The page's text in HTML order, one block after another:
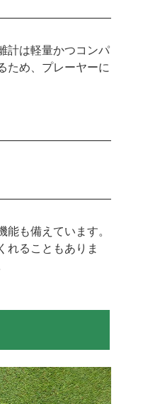
計は軽量かつコンパ
ため、プレーヤーに
も備えています。
れることもありま